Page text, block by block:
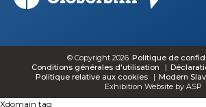
© Copyright 2026 Politique de
Conditions générales d'utilisation
Politique relative aux cookies
Modern
Exhibition Website by ASP
Xdomain tag